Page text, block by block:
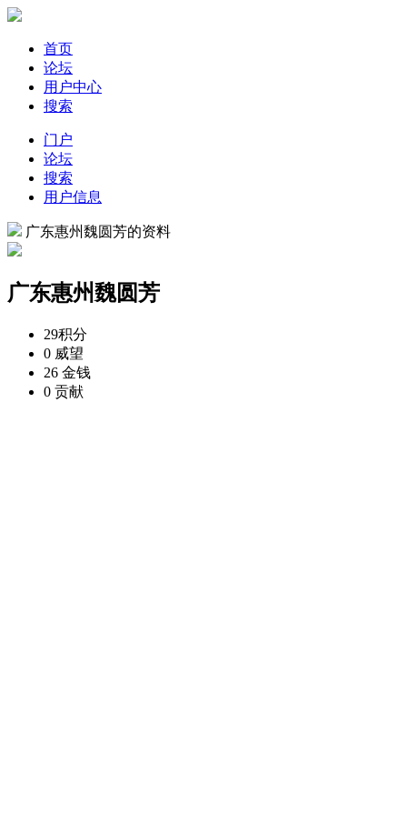
首页
论坛
用户中心
搜索
门户
论坛
搜索
用户信息
广东惠州魏圆芳的资料
广东惠州魏圆芳
29积分
0 威望
26 金钱
0 贡献